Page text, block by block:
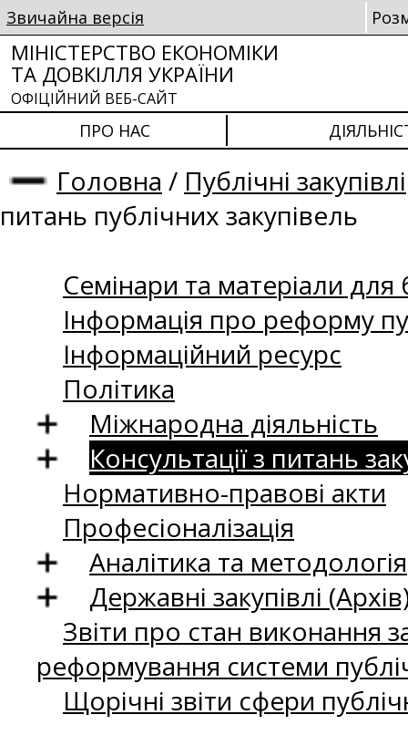
Звичайна версія
МІНІСТЕРСТВО ЕКОНОМІКИ
ТА ДОВКІЛЛЯ УКРАЇНИ
ОФІЦІЙНИЙ ВЕБ-САЙТ
ПРО НАС
Головна / Публічні закупівлі
питань публічних закупівель
Семінари та матеріали для
Інформація про реформу
Інформаційний ресурс
Політика
Міжнародна діяльність
Консультації з питань
Нормативно-правові акти
Професіоналізація
Аналітика та методологія
Державні закупівлі
Звіти про стан виконання
реформування системи
Щорічні звіти сфери